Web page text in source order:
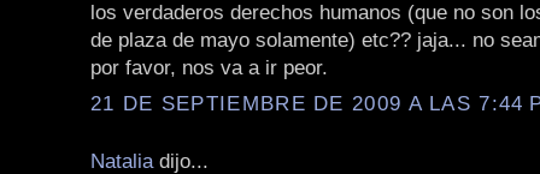
los verdaderos derechos humanos (que no son
de plaza de mayo solamente) etc?? jaja... no
por favor, nos va a ir peor.
21 DE SEPTIEMBRE DE 2009 A LAS 7:44
Natalia dijo...